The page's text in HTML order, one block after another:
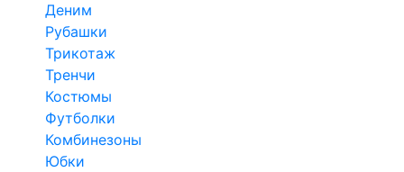
Деним
Рубашки
Трикотаж
Тренчи
Костюмы
Футболки
Комбинезоны
Юбки